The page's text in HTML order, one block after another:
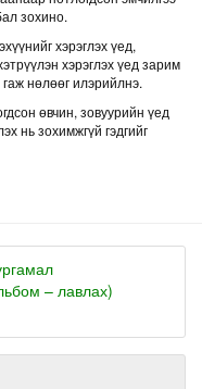
зохино.
хэрэглэх үед,
хэрэглэх үед зарим
нөлөөг илэрийлнэ.
өвчин, зовуурийн үед
нь зохимжгүй гэдгийг
– лавлах)